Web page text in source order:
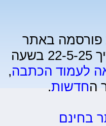
באתר
one בתאריך 22-5-25 בשעה
לעמוד הכתבה,
החדשות.
בחינם